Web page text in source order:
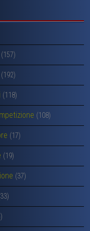
(157)
(192)
(118)
(108)
(17)
(19)
(37)